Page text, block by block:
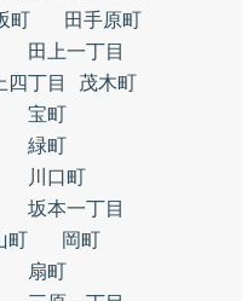
町
田手原町
田上一丁目
四丁目
茂木町
宝町
緑町
川口町
坂本一丁目
町
岡町
扇町